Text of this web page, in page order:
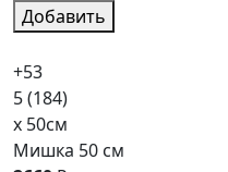
Добавить
+53
5(184)
x 50см
Мишка 50 см